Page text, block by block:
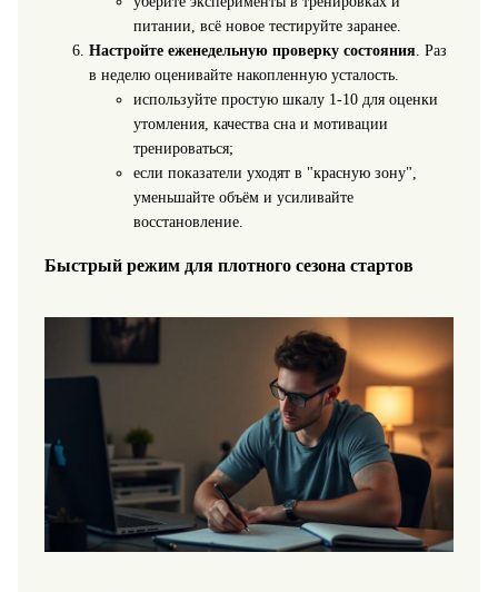
питании, всё новое тестируйте заранее.
Настройте еженедельную проверку состояния. Раз
в неделю оценивайте накопленную усталость.
используйте простую шкалу 1-10 для оценки
утомления, качества сна и мотивации
тренироваться;
если показатели уходят в "красную зону",
уменьшайте объём и усиливайте
восстановление.
Быстрый режим для плотного сезона стартов